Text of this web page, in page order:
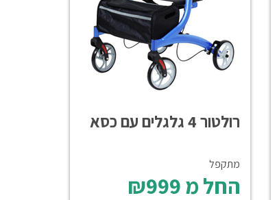
רולטור 4 גלגלים עם כסא
מתקפל
החל מ